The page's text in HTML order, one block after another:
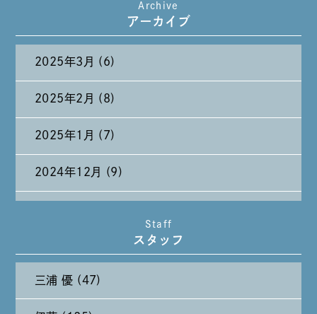
たまには純喫茶なんて～～～
Archive
アーカイブ
2025年3月 (6)
2025年2月 (8)
2025年1月 (7)
2024年12月 (9)
2024年9月 (11)
Staff
スタッフ
三浦 優 (47)